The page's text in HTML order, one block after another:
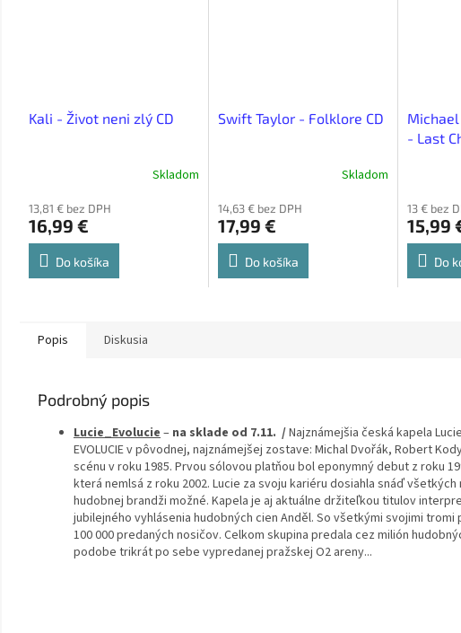
Kali - Život neni zlý CD
Skladom
13,81 € bez DPH
16,99 €
Do košíka
Swift Taylor - Folklore CD
Skladom
14,63 € bez DPH
17,99 €
Do košíka
- Last
13 € bez
15,99
Do
Popis Diskusia
Podrobný popis
Lucie_Evolucie– na sklade od 7.11. /Najznámejšia česká kapela
EVOLUCIE v pôvodnej, najznámejšej zostave: Michal Dvořák, Robert
scénu v roku 1985. Prvou sólovou platňou bol eponymný debut z roku
která nemlsá z roku 2002. Lucie za svoju kariéru dosiahla snáď
hudobnej brandži možné. Kapela je aj aktuálne držiteľkou titulov
jubilejného vyhlásenia hudobných cien Anděl. So všetkými svojimi
100 000 predaných nosičov. Celkom skupina predala cez milión
podobe trikrát po sebe vypredanej pražskej O2 areny...